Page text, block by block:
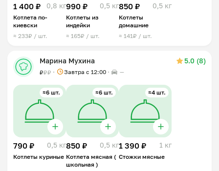
1 400 ₽ 0,8 кг
Котлета по-
киевски
≈ 233₽ / шт.
990 ₽ 0,5 кг
Котлеты из
индейки
≈ 165₽ / шт.
850 ₽ 0,5 кг
Котлеты
домашние
≈ 141₽ / шт.
Марина Мухина 5.0 (8)
₽₽₽ Завтра c 12:00 —
≈6 шт.
790 ₽ 0,5 кг
Котлеты куриные
≈6 шт.
850 ₽ 0,5 кг
Котлета мясная (
школьная )
≈4 шт.
1 390 ₽ 1 кг
Стожки мясные